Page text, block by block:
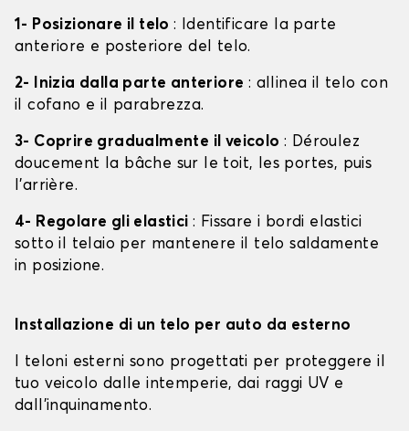
1- Posizionare il telo: Identificare la parte
anteriore e posteriore del telo.
2- Inizia dalla parte anteriore : allinea il telo con
il cofano e il parabrezza.
3- Coprire gradualmente il veicolo : Déroulez
doucement la bâche sur le toit, les portes, puis
l'arrière.
4- Regolare gli elastici : Fissare i bordi elastici
sotto il telaio per mantenere il telo saldamente
in posizione.
Installazione di un telo per auto da esterno
I teloni esterni sono progettati per proteggere il
tuo veicolo dalle intemperie, dai raggi UV e
dall'inquinamento.